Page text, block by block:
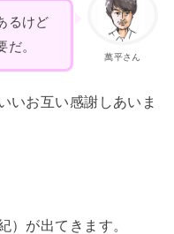
萬平さん
るけど
だ。
いお互い感謝しあいま
）が出てきます。